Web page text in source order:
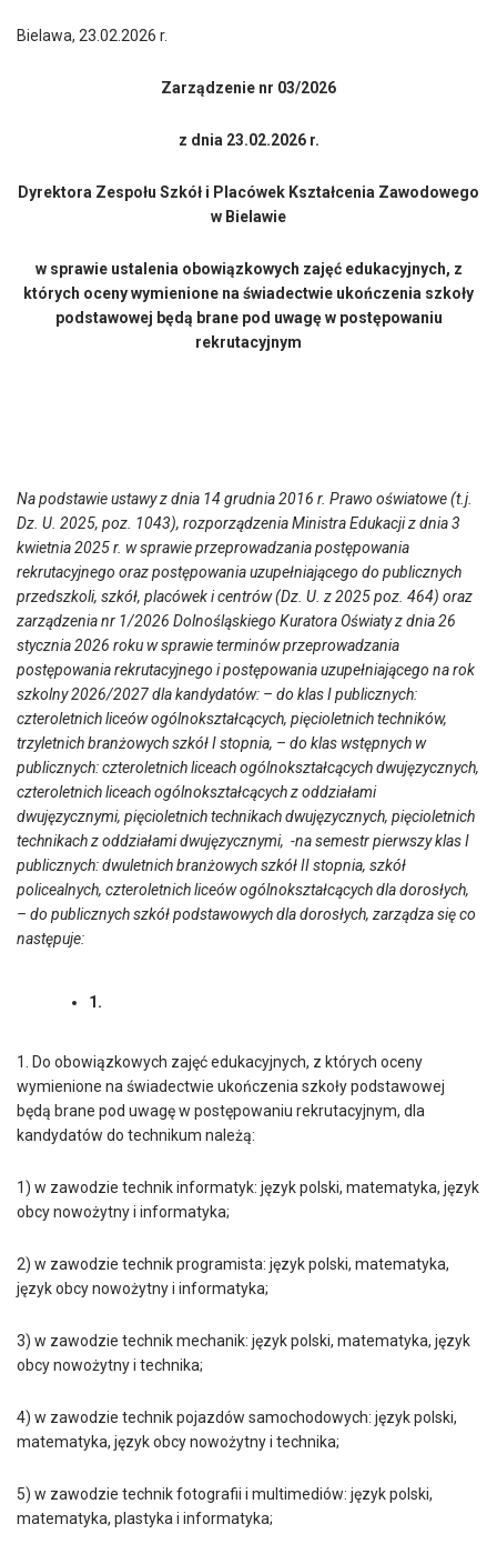
Bielawa, 23.02.2026 r.
Zarządzenie nr 03/2026
z dnia 23.02.2026 r.
Dyrektora Zespołu Szkół i Placówek Kształcenia Zawodowego
w Bielawie
w sprawie ustalenia obowiązkowych zajęć edukacyjnych, z
których oceny wymienione na świadectwie ukończenia szkoły
podstawowej będą brane pod uwagę w postępowaniu
rekrutacyjnym
Na podstawie ustawy z dnia 14 grudnia 2016 r. Prawo oświatowe (t.j.
Dz. U. 2025, poz. 1043), rozporządzenia Ministra Edukacji z dnia 3
kwietnia 2025 r. w sprawie przeprowadzania postępowania
rekrutacyjnego oraz postępowania uzupełniającego do publicznych
przedszkoli, szkół, placówek i centrów (Dz. U. z 2025 poz. 464) oraz
zarządzenia nr 1/2026 Dolnośląskiego Kuratora Oświaty z dnia 26
stycznia 2026 roku w sprawie terminów przeprowadzania
postępowania rekrutacyjnego i postępowania uzupełniającego na rok
szkolny 2026/2027 dla kandydatów: – do klas I publicznych:
czteroletnich liceów ogólnokształcących, pięcioletnich techników,
trzyletnich branżowych szkół I stopnia, – do klas wstępnych w
publicznych: czteroletnich liceach ogólnokształcących dwujęzycznych,
czteroletnich liceach ogólnokształcących z oddziałami
dwujęzycznymi, pięcioletnich technikach dwujęzycznych, pięcioletnich
technikach z oddziałami dwujęzycznymi, -na semestr pierwszy klas I
publicznych: dwuletnich branżowych szkół II stopnia, szkół
policealnych, czteroletnich liceów ogólnokształcących dla dorosłych,
– do publicznych szkół podstawowych dla dorosłych, zarządza się co
następuje:
1.
1. Do obowiązkowych zajęć edukacyjnych, z których oceny
wymienione na świadectwie ukończenia szkoły podstawowej
będą brane pod uwagę w postępowaniu rekrutacyjnym, dla
kandydatów do technikum należą:
1) w zawodzie technik informatyk: język polski, matematyka, język
obcy nowożytny i informatyka;
2) w zawodzie technik programista: język polski, matematyka,
język obcy nowożytny i informatyka;
3) w zawodzie technik mechanik: język polski, matematyka, język
obcy nowożytny i technika;
4) w zawodzie technik pojazdów samochodowych: język polski,
matematyka, język obcy nowożytny i technika;
5) w zawodzie technik fotografii i multimediów: język polski,
matematyka, plastyka i informatyka;